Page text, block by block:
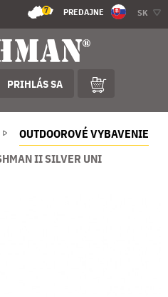
7 PREDAJNE SK
PRIHLÁS SA
OUTDOOROVÉ VYBAVENIE
II SILVER UNI